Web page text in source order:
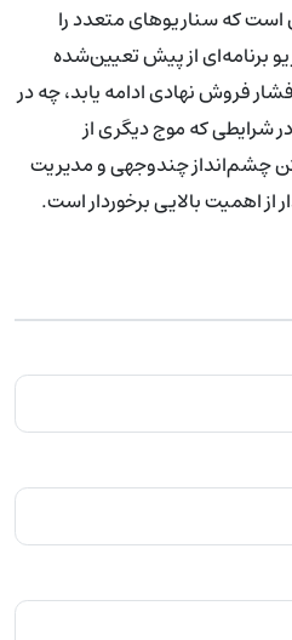
است که سناریوهای متعدد را
برنامه‌ای از پیش تعیین‌شده
فروش نهادی ادامه یابد، چه در
شرایطی که موج دیگری از
چشم‌انداز چندوجهی و مدیریت
از اهمیت بالایی برخوردار است.